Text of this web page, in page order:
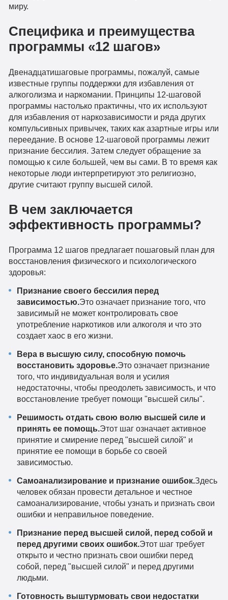
миру.
Специфика и преимущества
программы «12 шагов»
Двенадцатишаговые программы, пожалуй, самые
известные группы поддержки для избавления от
алкоголизма и наркомании. Принципы 12-шаговой
программы настолько практичны, что их используют
для избавления от наркозависимости и ряда других
компульсивных привычек, таких как азартные игры или
переедание. В основе 12-шаговой программы лежит
признание бессилия. Затем следует обращение за
помощью к силе большей, чем вы сами. В то время как
некоторые люди интерпретируют это религиозно,
другие считают группу высшей силой.
В чем заключается
эффективность программы?
Программа 12 шагов предлагает пошаговый план для
восстановления физического и психологического
здоровья:
Признание своего бессилия перед
зависимостью.Это означает признание того, что
зависимый не может контролировать свое
употребление наркотиков или алкоголя и что это
создает хаос в его жизни.
Вера в высшую силу, способную помочь
восстановить здоровье.Это означает признание
того, что индивидуальная воля и усилия
недостаточны, чтобы преодолеть зависимость, и что
восстановление требует помощи "высшей силы".
Решимость отдать свою волю высшей силе и
принять ее помощь.Этот шаг означает активное
принятие и смирение перед "высшей силой" и
принятие ее помощи в борьбе со своей
зависимостью.
Самоанализирование и признание ошибок.Здесь
человек обязан провести детальное и честное
самоанализирование, чтобы узнать и признать свои
ошибки и неправильное поведение.
Признание перед высшей силой, перед собой и
перед другими своих ошибок.Этот шаг требует
открыто и честно признать свои ошибки перед
собой, перед "высшей силой" и перед другими
людьми.
Готовность выштурмовать свои недостатки